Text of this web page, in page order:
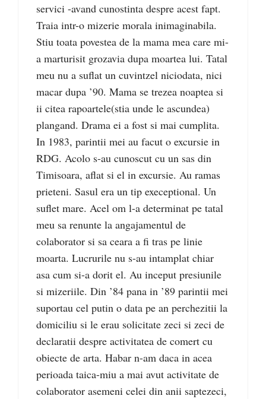
servici -avand cunostinta despre acest fapt.
Traia intr-o mizerie morala inimaginabila.
Stiu toata povestea de la mama mea care mi-
a marturisit grozavia dupa moartea lui. Tatal
meu nu a suflat un cuvintzel niciodata, nici
macar dupa ’90. Mama se trezea noaptea si
ii citea rapoartele(stia unde le ascundea)
plangand. Drama ei a fost si mai cumplita.
In 1983, parintii mei au facut o excursie in
RDG. Acolo s-au cunoscut cu un sas din
Timisoara, aflat si el in excursie. Au ramas
prieteni. Sasul era un tip execeptional. Un
suflet mare. Acel om l-a determinat pe tatal
meu sa renunte la angajamentul de
colaborator si sa ceara a fi tras pe linie
moarta. Lucrurile nu s-au intamplat chiar
asa cum si-a dorit el. Au inceput presiunile
si mizeriile. Din ’84 pana in ’89 parintii mei
suportau cel putin o data pe an perchezitii la
domiciliu si le erau solicitate zeci si zeci de
declaratii despre activitatea de comert cu
obiecte de arta. Habar n-am daca in acea
perioada taica-miu a mai avut activitate de
colaborator asemeni celei din anii saptezeci,